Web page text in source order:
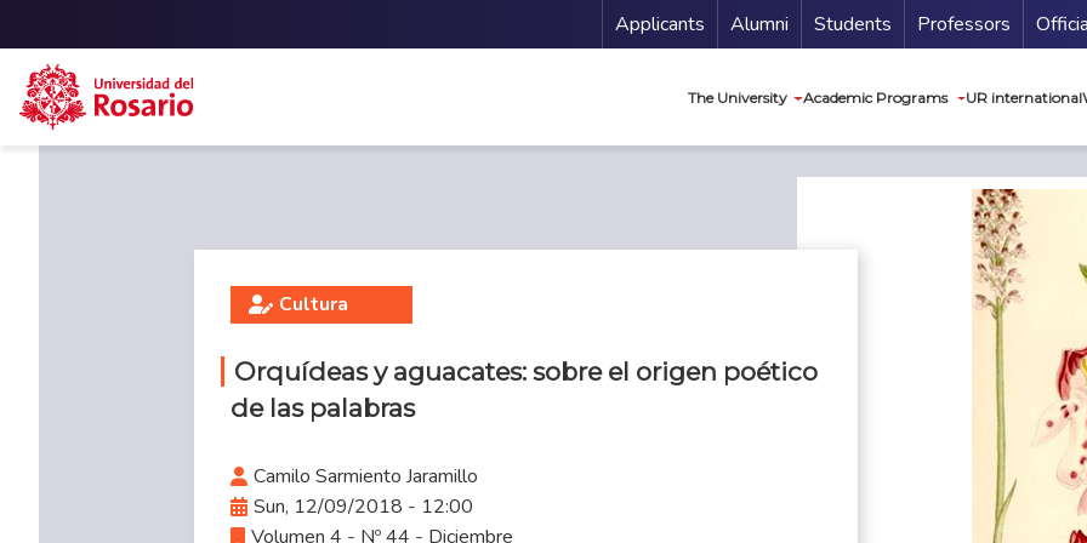
Menu Secundario
Applicants Alumni Students Professors
The University Academic Programs UR international
Cultura
Orquídeas y aguacates: sobre el origen poético
de las palabras
Camilo Sarmiento Jaramillo
Sun, 12/09/2018 - 12:00
Volumen 4 - Nº 44 - Diciembre